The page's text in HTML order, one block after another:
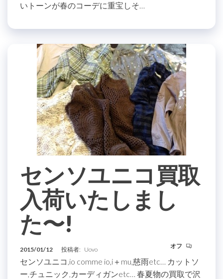
いトーンが春のコーデに重宝しそ…
センソユニコ買取
入荷いたしまし
た〜!
2015/01/12 投稿者: Uovo オフ
センソユニコ,io comme io,i＋mu,慈雨etc… カットソ
ー,チュニック,カーディガンetc… 春夏物の買取で沢